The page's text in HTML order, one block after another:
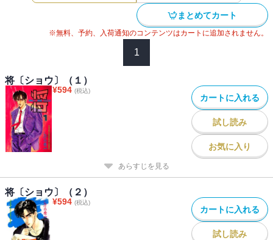
まとめてカート
※無料、予約、入荷通知のコンテンツはカートに追加されません。
1
将〔ショウ〕（１）
¥594 (税込)
カートに入れる
試し読み
お気に入り
あらすじを見る
将〔ショウ〕（２）
¥594 (税込)
カートに入れる
試し読み